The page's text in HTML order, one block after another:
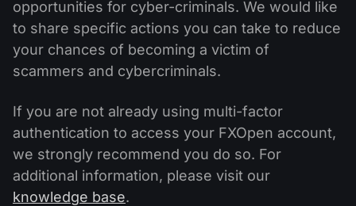
PAMM ECN
Masters e Seguidores
Concursos Forex
Ações
Criptomoedas
Calendário de dividendos
Fórum Forex
Centro de ajuda
O que é negociação de CFDs?
O que é negociação ECN?
O que é um corretor Forex?
Por que nós?
História
opportunities for cyber-criminals. We would like
to share specific actions you can take to reduce
your chances of becoming a victim of
scammers and cybercriminals.
If you are not already using multi-factor
authentication to access your FXOpen account,
we strongly recommend you do so. For
additional information, please visit our
knowledge base.